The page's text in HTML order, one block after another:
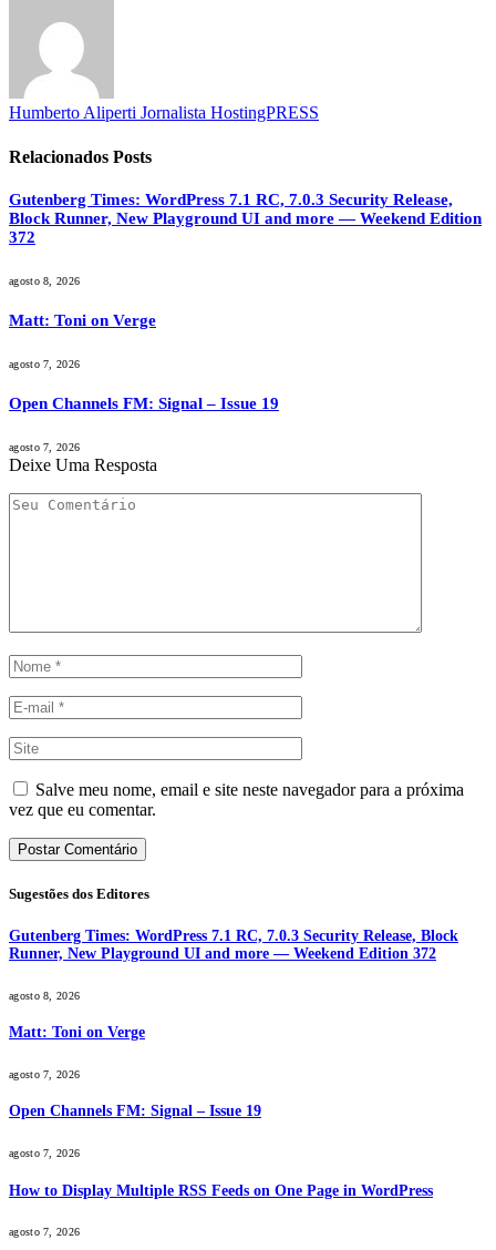
Humberto Aliperti Jornalista HostingPRESS
Relacionados Posts
Gutenberg Times: WordPress 7.1 RC, 7.0.3 Security Release,
Block Runner, New Playground UI and more — Weekend Edition
372
agosto 8, 2026
Matt: Toni on Verge
agosto 7, 2026
Open Channels FM: Signal – Issue 19
agosto 7, 2026
Deixe Uma Resposta
Salve meu nome, email e site neste navegador para a próxima
vez que eu comentar.
Sugestões dos Editores
Gutenberg Times: WordPress 7.1 RC, 7.0.3 Security Release, Block
Runner, New Playground UI and more — Weekend Edition 372
agosto 8, 2026
Matt: Toni on Verge
agosto 7, 2026
Open Channels FM: Signal – Issue 19
agosto 7, 2026
How to Display Multiple RSS Feeds on One Page in WordPress
agosto 7, 2026